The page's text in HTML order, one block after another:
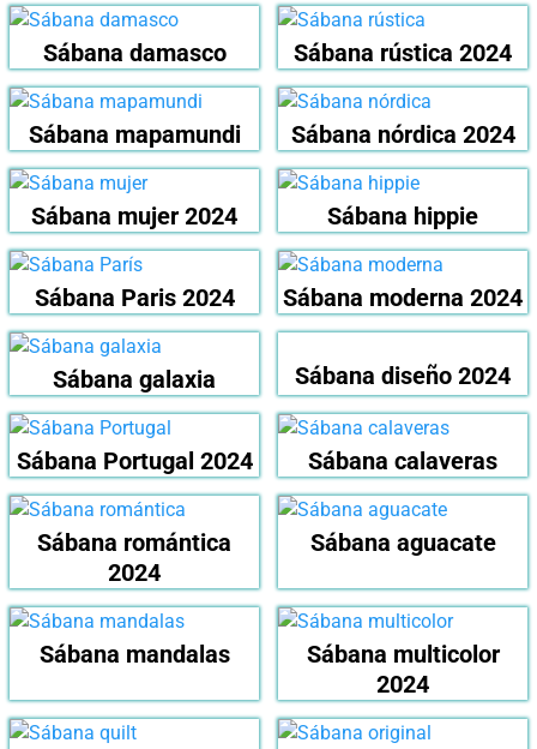
Sábana damasco Sábana rústica 2024
Sábana mapamundi Sábana nórdica 2024
Sábana mujer 2024 Sábana hippie
Sábana Paris 2024 Sábana moderna 2024
Sábana galaxia Sábana diseño 2024
Sábana Portugal 2024 Sábana calaveras
Sábana romántica
2024
Sábana aguacate
Sábana mandalas
Sábana multicolor
2024